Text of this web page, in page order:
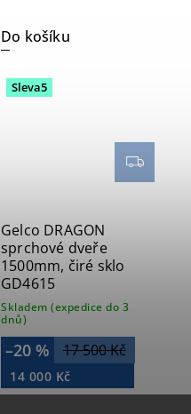
Do košíku
Sleva5
Gelco DRAGON
sprchové dveře
1500mm, čiré sklo
GD4615
Skladem (expedice do 3
dnů)
17 500 Kč
–20 %
14 000 Kč